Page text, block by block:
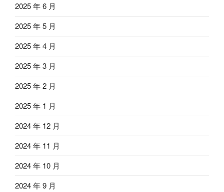
2025 年 6 月
2025 年 5 月
2025 年 4 月
2025 年 3 月
2025 年 2 月
2025 年 1 月
2024 年 12 月
2024 年 11 月
2024 年 10 月
2024 年 9 月